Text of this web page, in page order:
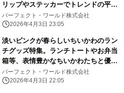
リップやステッカーでトレンドの平成
レトロ感ばっちりです。
パーフェクト・ワールド株式会社
2026年4月3日 23:05
淡いピンクが春らしいちいかわのラン
チグッズ特集。ランチトートやお弁当
箱等、表情豊かなちいかわたちと優し
いピンク色に心和む
パーフェクト・ワールド株式会社
2026年4月3日 22:05